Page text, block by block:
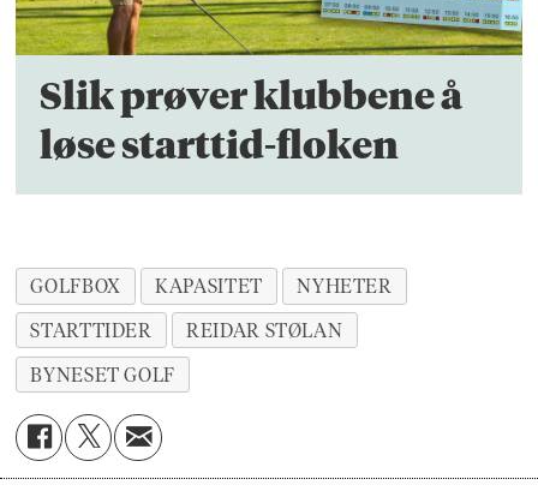
Slik prøver klubbene å
løse starttid-floken
GOLFBOX KAPASITET
NYHETER
STARTTIDER
REIDAR STØLAN
BYNESET GOLF